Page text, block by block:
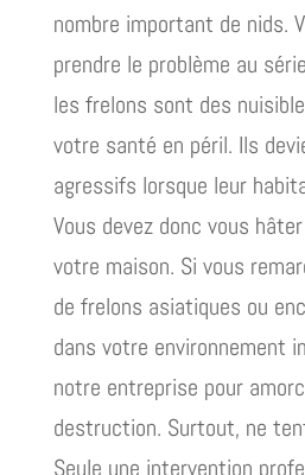
nombre important de nids.
prendre le problème au
les frelons sont des
votre santé en péril. Ils
agressifs lorsque leur
Vous devez donc vous
votre maison. Si vous
de frelons asiatiques ou
dans votre environnement
notre entreprise pour
destruction. Surtout, ne
Seule une intervention